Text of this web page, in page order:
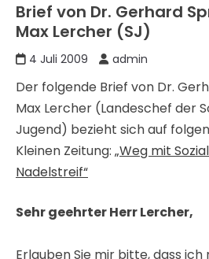
Brief von Dr. Gerhard
Max Lercher (SJ)
4 Juli 2009 admin
Der folgende Brief von Dr.
Max Lercher (Landeschef der
Jugend) bezieht sich auf
Kleinen Zeitung: „Weg mit
Nadelstreif“
Sehr geehrter Herr Lercher,
Erlauben Sie mir bitte, dass